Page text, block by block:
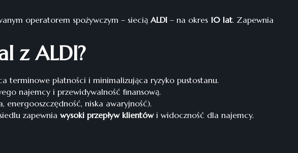
operatorem spożywczym – siecią ALDI– na okres 10 lat. Zapewnia
z ALDI?
terminowe płatności i minimalizująca ryzyko pustostanu.
najemcy i przewidywalność finansową.
energooszczędność, niska awaryjność).
zapewnia wysoki przepływ klientówi widoczność dla najemcy.